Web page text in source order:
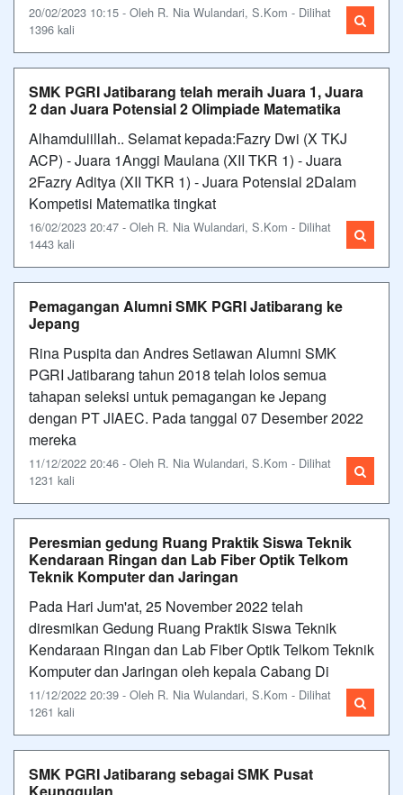
20/02/2023 10:15 - Oleh R. Nia Wulandari, S.Kom - Dilihat
1396 kali
SMK PGRI Jatibarang telah meraih Juara 1, Juara
2 dan Juara Potensial 2 Olimpiade Matematika
Alhamdulillah.. Selamat kepada:Fazry Dwi (X TKJ
ACP) - Juara 1Anggi Maulana (XII TKR 1) - Juara
2Fazry Aditya (XII TKR 1) - Juara Potensial 2Dalam
Kompetisi Matematika tingkat
16/02/2023 20:47 - Oleh R. Nia Wulandari, S.Kom - Dilihat
1443 kali
Pemagangan Alumni SMK PGRI Jatibarang ke
Jepang
Rina Puspita dan Andres Setiawan Alumni SMK
PGRI Jatibarang tahun 2018 telah lolos semua
tahapan seleksi untuk pemagangan ke Jepang
dengan PT JIAEC. Pada tanggal 07 Desember 2022
mereka
11/12/2022 20:46 - Oleh R. Nia Wulandari, S.Kom - Dilihat
1231 kali
Peresmian gedung Ruang Praktik Siswa Teknik
Kendaraan Ringan dan Lab Fiber Optik Telkom
Teknik Komputer dan Jaringan
Pada Hari Jum'at, 25 November 2022 telah
diresmikan Gedung Ruang Praktik Siswa Teknik
Kendaraan Ringan dan Lab Fiber Optik Telkom Teknik
Komputer dan Jaringan oleh kepala Cabang Di
11/12/2022 20:39 - Oleh R. Nia Wulandari, S.Kom - Dilihat
1261 kali
SMK PGRI Jatibarang sebagai SMK Pusat
Keunggulan